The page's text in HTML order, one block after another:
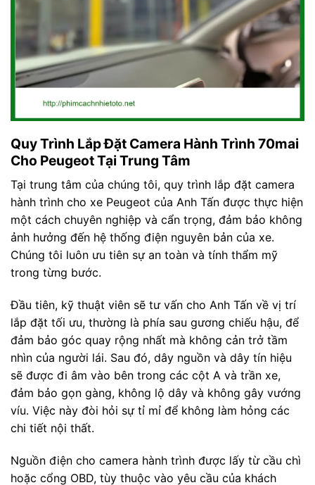
Quy Trình Lắp Đặt Camera Hành Trình 70mai
Cho Peugeot Tại Trung Tâm
Tại trung tâm của chúng tôi, quy trình lắp đặt camera
hành trình cho xe Peugeot của Anh Tấn được thực hiện
một cách chuyên nghiệp và cẩn trọng, đảm bảo không
ảnh hưởng đến hệ thống điện nguyên bản của xe.
Chúng tôi luôn ưu tiên sự an toàn và tính thẩm mỹ
trong từng bước.
Đầu tiên, kỹ thuật viên sẽ tư vấn cho Anh Tấn về vị trí
lắp đặt tối ưu, thường là phía sau gương chiếu hậu, để
đảm bảo góc quay rộng nhất mà không cản trở tầm
nhìn của người lái. Sau đó, dây nguồn và dây tín hiệu
sẽ được đi âm vào bên trong các cột A và trần xe,
đảm bảo gọn gàng, không lộ dây và không gây vướng
víu. Việc này đòi hỏi sự tỉ mỉ để không làm hỏng các
chi tiết nội thất.
Nguồn điện cho camera hành trình được lấy từ cầu chì
hoặc cổng OBD, tùy thuộc vào yêu cầu của khách